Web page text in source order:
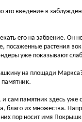
введение в
его на забвение. Он
посаженные растения
уже показывают
на площади
памятник.
памятник здесь уже
благо их множества.
пор носит имя